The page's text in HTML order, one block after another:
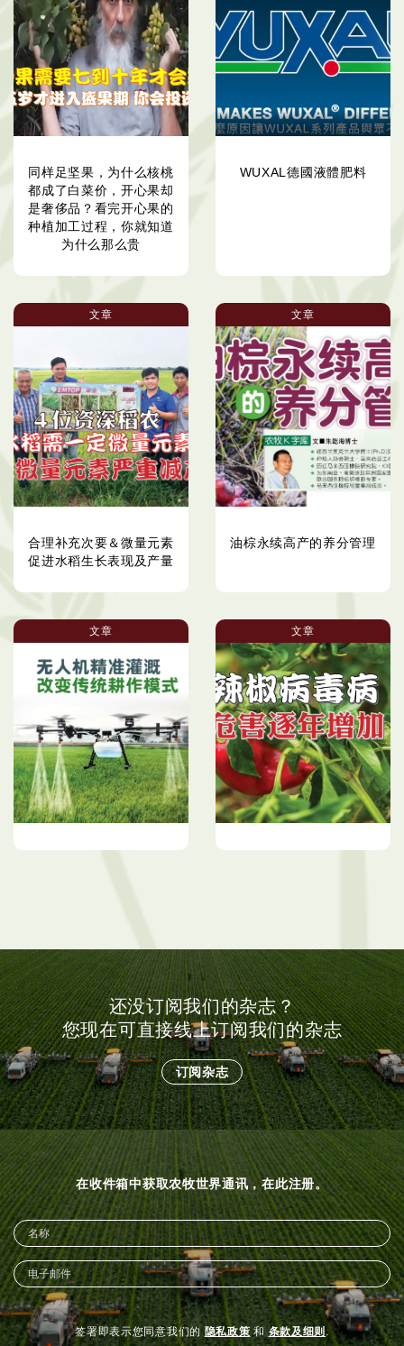
同样足坚果，为什么核桃
都成了白菜价，开心果却
是奢侈品？看完开心果的
种植加工过程，你就知道
为什么那么贵
WUXAL德國液體肥料
文章
合理补充次要＆微量元素
促进水稻生长表现及产量
文章
油棕永续高产的养分管理
文章 文章
还没订阅我们的杂志？
您现在可直接线上订阅我们的杂志
订阅杂志
在收件箱中获取农牧世界通讯，在此注册。
签署即表示您同意我们的隐私政策 和条款及细则 .